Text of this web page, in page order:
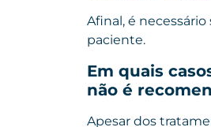
Afinal, é
paciente.
Em quais
não é
Apesar dos